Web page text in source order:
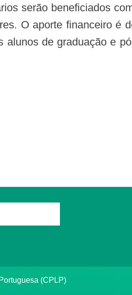
serão beneficiados
O aporte financeiro é
de graduação e
(CPLP)